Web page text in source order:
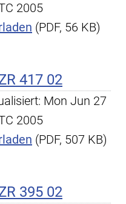
2005
(PDF, 56 KB)
417 02
Mon Jun 27
2005
(PDF, 507 KB)
395 02